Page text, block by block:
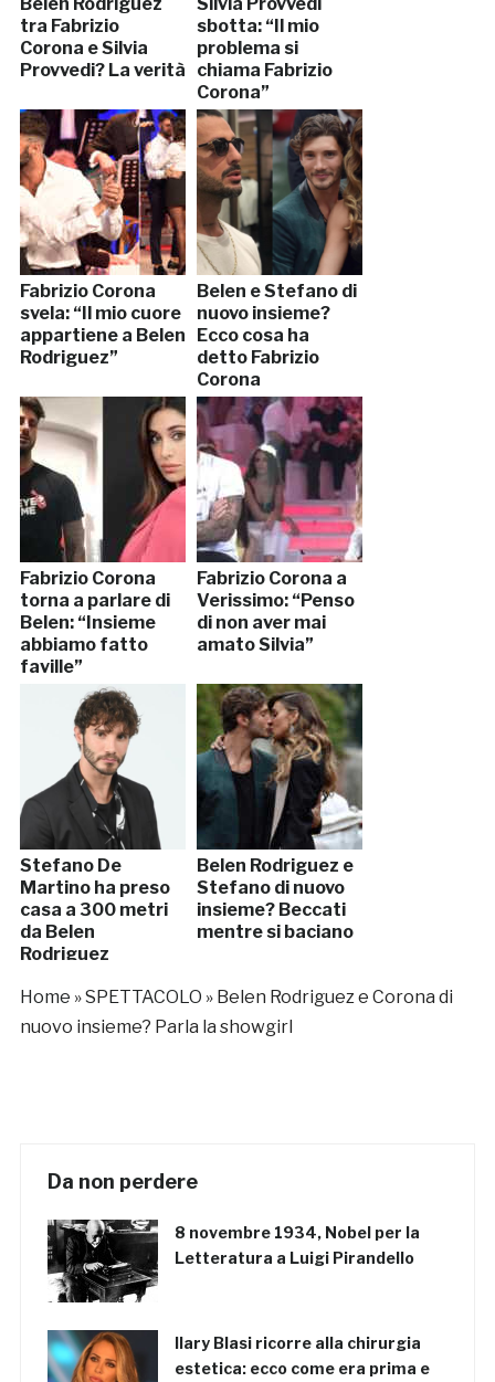
tra Fabrizio
Corona e Silvia
Provvedi? La verità
sbotta: “Il mio
problema si
chiama Fabrizio
Corona”
Fabrizio Corona
svela: “Il mio cuore
appartiene a Belen
Rodriguez”
Belen e Stefano di
nuovo insieme?
Ecco cosa ha
detto Fabrizio
Corona
Fabrizio Corona
torna a parlare di
Belen: “Insieme
abbiamo fatto
faville”
Fabrizio Corona a
Verissimo: “Penso
di non aver mai
amato Silvia”
Stefano De
Martino ha preso
casa a 300 metri
da Belen
Rodriguez
Belen Rodriguez e
Stefano di nuovo
insieme? Beccati
mentre si baciano
Home »SPETTACOLO » Belen Rodriguez e Corona di
nuovo insieme? Parla la showgirl
Da non perdere
8 novembre 1934, Nobel per la
Letteratura a Luigi Pirandello
Ilary Blasi ricorre alla chirurgia
estetica: ecco come era prima e